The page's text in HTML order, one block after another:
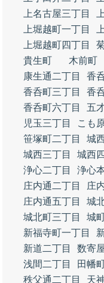
上名古屋三丁目
上堀越町一丁目
上堀越町四丁目
貴生町
木前町
康生通二丁目
香
香呑町三丁目
香
香呑町六丁目
五
児玉三丁目
こも
笹塚町二丁目
城
城西三丁目
城西
浄心二丁目
浄心
庄内通二丁目
庄
庄内通五丁目
城
城北町三丁目
城
新福寺町一丁目
新道二丁目
数寄
浅間二丁目
田幡
秩父通二丁目
天